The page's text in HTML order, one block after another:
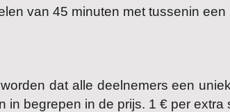
van 45 minuten met tussenin
dat alle deelnemers een
in begrepen in de prijs. 1 € per extra